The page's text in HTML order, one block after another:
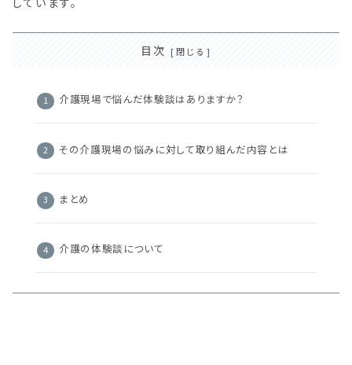
目次
介護現場で悩んだ体験談はありますか？
その介護現場の悩みに対して取り組んだ内容とは
まとめ
介護の体験談について